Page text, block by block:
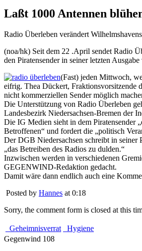
Laßt 1000 Antennen
Radio Überleben verändert
(noa/hk) Seit dem 22 .April sendet Radio
den Piratensender in seiner letzten Ausgabe
(Fast) jeden Mittwoch,
eifrig. Thea Dückert, Fraktionsvorsitzende
nicht kommerziellen Sender möglich
Die Unterstützung von Radio Überleben
Landesbezirk Niedersachsen-Bremen der
Die IG Medien sieht in dem Piratensender
Betroffenen“ und fordert die „politisch
Der DGB Niedersachsen schreibt in
„das Betreiben des Radios zu dulden.“
Inzwischen werden in verschiedenen
GEGENWIND-Redaktion gedacht.
Damit wäre dann endlich auch eine
Posted by Hannes at 0:18
Sorry, the comment form is closed at this
Geheimnisverrat
Hygiene
Gegenwind 108